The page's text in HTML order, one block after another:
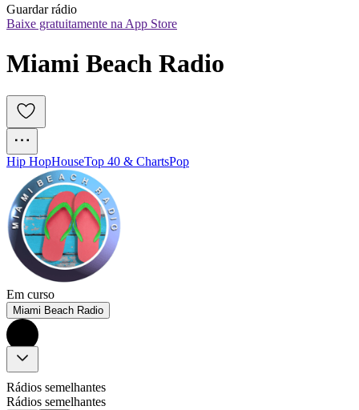
Guardar rádio
Baixe gratuitamente na App Store
Miami Beach Radio
Hip HopHouseTop 40 & ChartsPop
Em curso
Miami Beach Radio
Rádios semelhantes
Rádios semelhantes